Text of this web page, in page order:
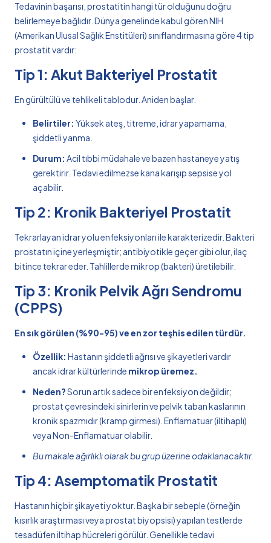
Tedavinin başarısı, prostatitin hangi tür olduğunu doğru
belirlemeye bağlıdır. Dünya genelinde kabul gören NIH
(Amerikan Ulusal Sağlık Enstitüleri) sınıflandırmasına göre 4 tip
prostatit vardır:
Tip 1: Akut Bakteriyel Prostatit
En gürültülü ve tehlikeli tablodur. Aniden başlar.
Belirtiler: Yüksek ateş, titreme, idrar yapamama,
şiddetli yanma.
Durum: Acil tıbbi müdahale ve bazen hastaneye yatış
gerektirir. Tedavi edilmezse kana karışıp sepsise yol
açabilir.
Tip 2: Kronik Bakteriyel Prostatit
Tekrarlayan idrar yolu enfeksiyonları ile karakterizedir. Bakteri
prostatın içine yerleşmiştir; antibiyotikle geçer gibi olur, ilaç
bitince tekrar eder. Tahlillerde mikrop (bakteri) üretilebilir.
Tip 3: Kronik Pelvik Ağrı Sendromu
(CPPS)
En sık görülen (%90-95) ve en zor teşhis edilen türdür.
Özellik: Hastanın şiddetli ağrısı ve şikayetleri vardır
ancak idrar kültürlerinde mikrop üremez.
Neden?Sorun artık sadece bir enfeksiyon değildir;
prostat çevresindeki sinirlerin ve pelvik taban kaslarının
kronik spazmıdır (kramp girmesi). Enflamatuar (iltihaplı)
veya Non-Enflamatuar olabilir.
Bu makale ağırlıklı olarak bu grup üzerine odaklanacaktır.
Tip 4: Asemptomatik Prostatit
Hastanın hiçbir şikayeti yoktur. Başka bir sebeple (örneğin
kısırlık araştırması veya prostat biyopsisi) yapılan testlerde
tesadüfen iltihap hücreleri görülür. Genellikle tedavi